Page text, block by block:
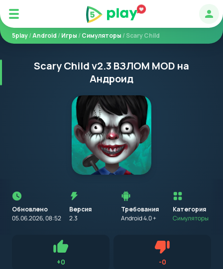
5play/Android /Игры /Симуляторы / Scary Child
Scary Child v2.3 ВЗЛОМ MOD на
Андроид
Обновлено
05.06.2026, 08:52
Версия
2.3
Требования
Android 4.0 +
установкой
приложения
на
устройство
с
Категория
Симуляторы
обращать внимание на установленную версию Android
OS. Мы указываем минимально необходимую версию для
+0Нравится -0Не нравится